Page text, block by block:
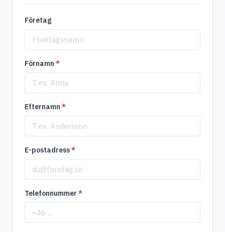
Företag
Förnamn *
Efternamn *
E-postadress*
Telefonnummer *